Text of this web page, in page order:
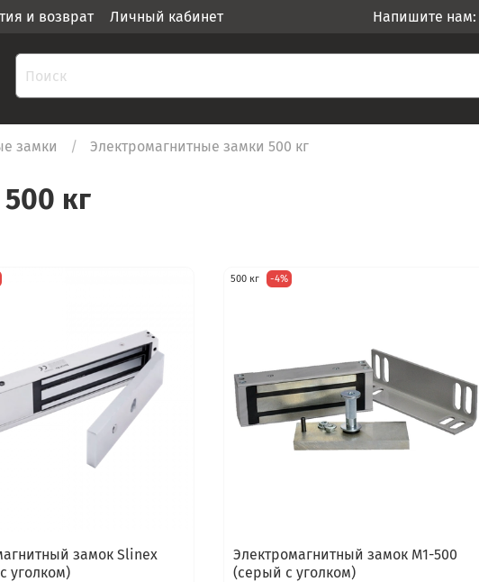
и возврат Личный кабинет Напишите нам:
замки Электромагнитные замки 500 кг
кг
замок Slinex
уголком)
500 кг -4%
Электромагнитный замок М1-500
(серый с уголком)